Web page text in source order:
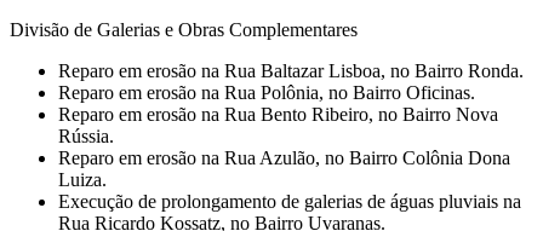
Divisão de Galerias e Obras Complementares
⁠Reparo em erosão na Rua Baltazar Lisboa, no Bairro Ronda.
Reparo em erosão na Rua Polônia, no Bairro Oficinas.
⁠Reparo em erosão na Rua Bento Ribeiro, no Bairro Nova
Rússia.
Reparo em erosão na Rua Azulão, no Bairro Colônia Dona
Luiza.
⁠Execução de prolongamento de galerias de águas pluviais na
Rua Ricardo Kossatz, no Bairro Uvaranas.